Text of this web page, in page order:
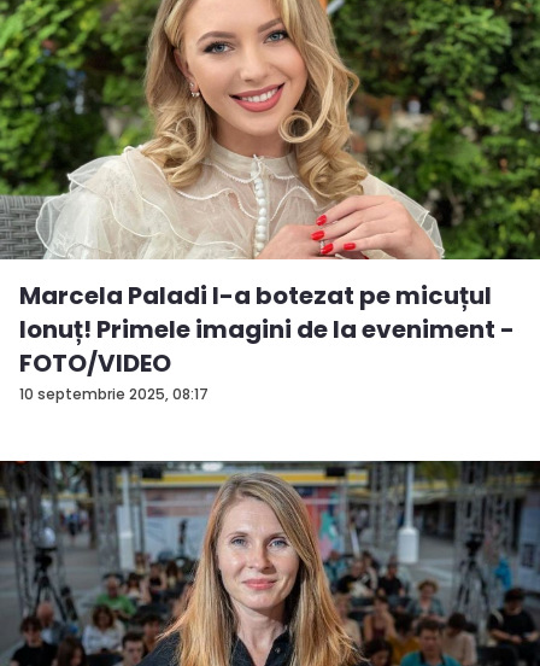
10 septembrie 2025, 08:17
Marcela Paladi l-a botezat pe micuțul
Ionuț! Primele imagini de la eveniment -
FOTO/VIDEO